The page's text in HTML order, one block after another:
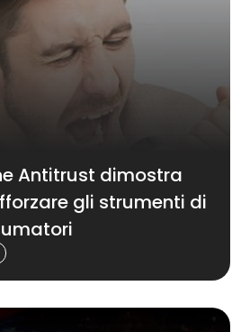
Antitrust dimostra
gli strumenti di